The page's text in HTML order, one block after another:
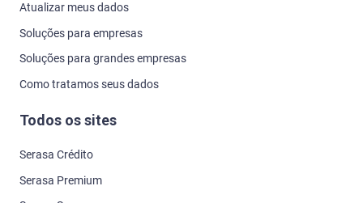
Atualizar meus dados
Soluções para empresas
Soluções para grandes empresas
Como tratamos seus dados
Todos os sites
Serasa Crédito
Serasa Premium